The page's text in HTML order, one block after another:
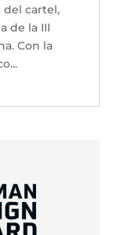
del cartel,
de la III
Con la